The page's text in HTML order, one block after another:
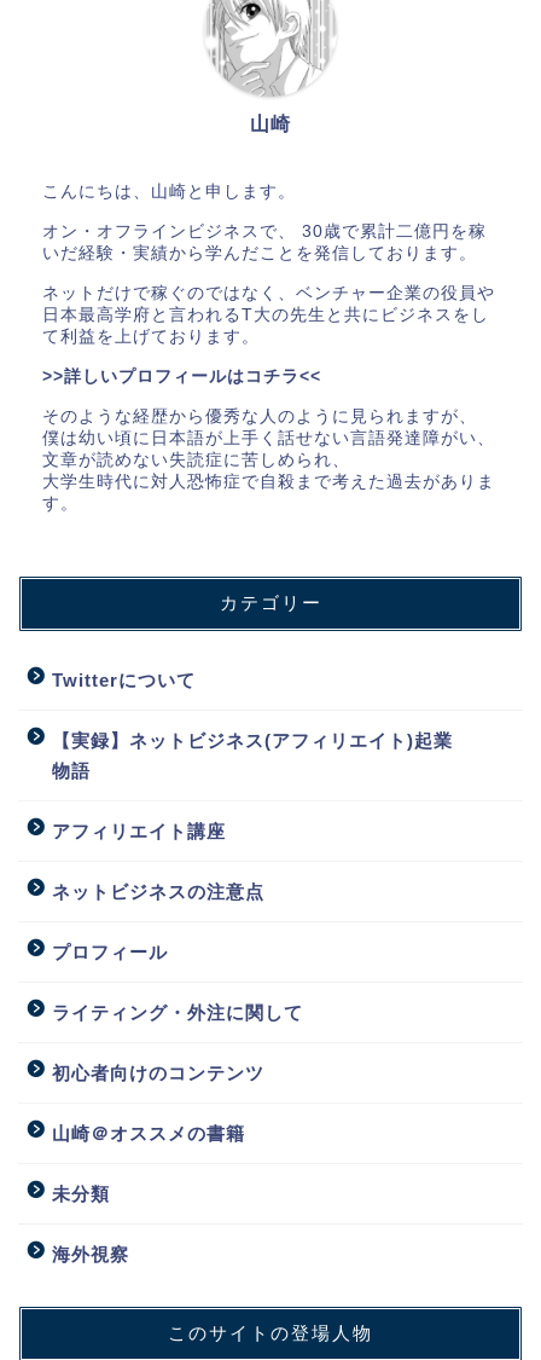
山崎
こんにちは、山崎と申します。
オン・オフラインビジネスで、 30歳で累計二億円を稼
いだ経験・実績から学んだことを発信しております。
ネットだけで稼ぐのではなく、ベンチャー企業の役員や
日本最高学府と言われるT大の先生と共にビジネスをし
て利益を上げております。
>>詳しいプロフィールはコチラ<<
そのような経歴から優秀な人のように見られますが、
僕は幼い頃に日本語が上手く話せない言語発達障がい、
文章が読めない失読症に苦しめられ、
大学生時代に対人恐怖症で自殺まで考えた過去がありま
す。
カテゴリー
Twitterについて
【実録】ネットビジネス(アフィリエイト)起業
物語
アフィリエイト講座
ネットビジネスの注意点
プロフィール
ライティング・外注に関して
初心者向けのコンテンツ
山崎＠オススメの書籍
未分類
海外視察
このサイトの登場人物